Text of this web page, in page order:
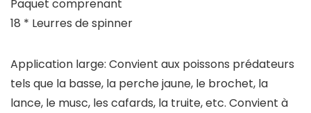
Paquet comprenant
18 * Leurres de spinner
Application large: Convient aux poissons prédateurs
tels que la basse, la perche jaune, le brochet, la
lance, le musc, les cafards, la truite, etc. Convient à